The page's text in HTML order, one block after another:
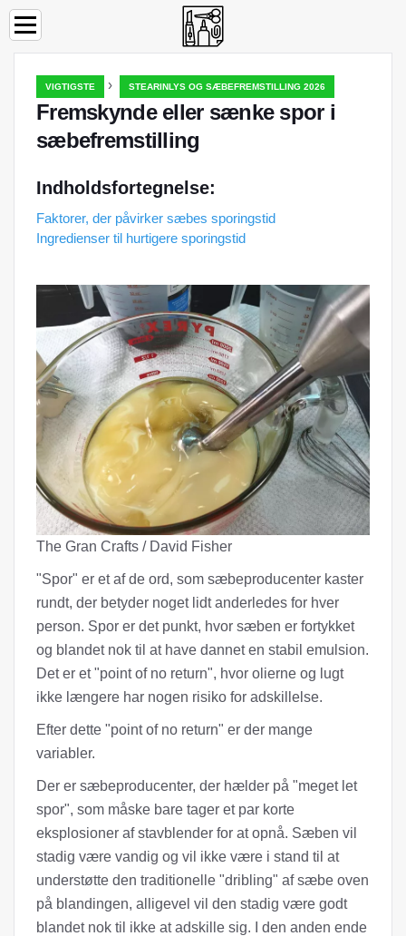
VIGTIGSTE › STEARINLYS OG SÆBEFREMSTILLING 2026
Fremskynde eller sænke spor i
sæbefremstilling
Indholdsfortegnelse:
Faktorer, der påvirker sæbes sporingstid
Ingredienser til hurtigere sporingstid
The Gran Crafts / David Fisher
"Spor" er et af de ord, som sæbeproducenter kaster
rundt, der betyder noget lidt anderledes for hver
person. Spor er det punkt, hvor sæben er fortykket
og blandet nok til at have dannet en stabil emulsion.
Det er et "point of no return", hvor olierne og lugt
ikke længere har nogen risiko for adskillelse.
Efter dette "point of no return" er der mange
variabler.
Der er sæbeproducenter, der hælder på "meget let
spor", som måske bare tager et par korte
eksplosioner af stavblender for at opnå. Sæben vil
stadig være vandig og vil ikke være i stand til at
understøtte den traditionelle "dribling" af sæbe oven
på blandingen, alligevel vil den stadig være godt
blandet nok til ikke at adskille sig. I den anden ende